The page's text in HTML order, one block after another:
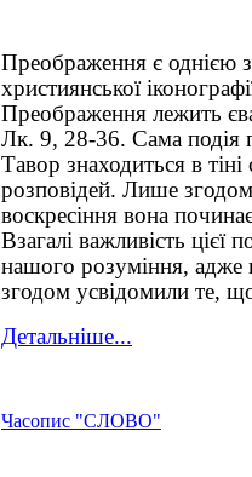
Преображення є однією
християнської
Преображення лежить
Лк. 9, 28-36. Сама подія
Тавор знаходиться в
розповідей. Лише
воскресіння вона
Взагалі важливість цієї
нашого розуміння, адже
згодом усвідомили те,
Детальніше...
Часопис "СЛОВО"